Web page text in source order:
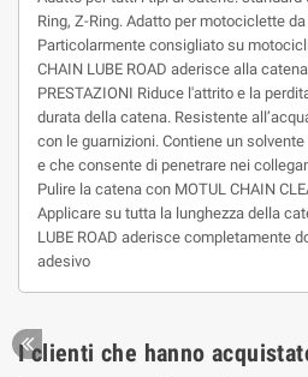
Ring, Z-Ring. Adatto per motociclette
Particolarmente consigliato su
CHAIN LUBE ROAD aderisce alla
PRESTAZIONI Riduce l'attrito e la
durata della catena. Resistente
con le guarnizioni. Contiene un
e che consente di penetrare nei
Pulire la catena con MOTUL CHAIN
Applicare su tutta la lunghezza della
LUBE ROAD aderisce completamente
adesivo
I clienti che hanno